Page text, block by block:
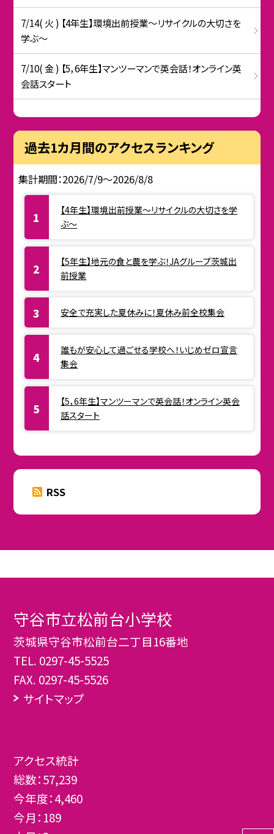
7/14( 火 ) 【4年生】環境出前授業〜リサイクルの大切さを
学ぶ〜
7/10( 金 ) 【5，6年生】マンツーマンで英会話！オンライン英
会話スタート
過去1カ月間のアクセスランキング
集計期間：2026/7/9～2026/8/8
【4年生】環境出前授業〜リサイクルの大切さを学
ぶ〜
【5年生】地元の食と農を学ぶ！JAグループ茨城出
前授業
安全で充実した夏休みに！夏休み前全校集会
誰もが安心して過ごせる学校へ！いじめゼロ宣言
集会
【5，6年生】マンツーマンで英会話！オンライン英会
話スタート
RSS
守谷市立松前台小学校
茨城県守谷市松前台二丁目16番地
TEL. 0297-45-5525
FAX. 0297-45-5526
サイトマップ
アクセス統計
総数：57,239
今年度：4,460
今月： 189